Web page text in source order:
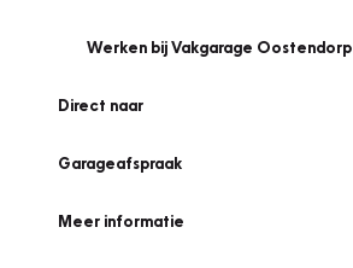
Werken bij Vakgarage Oostendorp
Direct naar
Garageafspraak
Meer informatie